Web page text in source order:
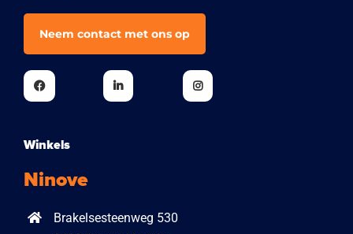
Neem contact met ons op
Winkels
Ninove
Brakelsesteenweg 530